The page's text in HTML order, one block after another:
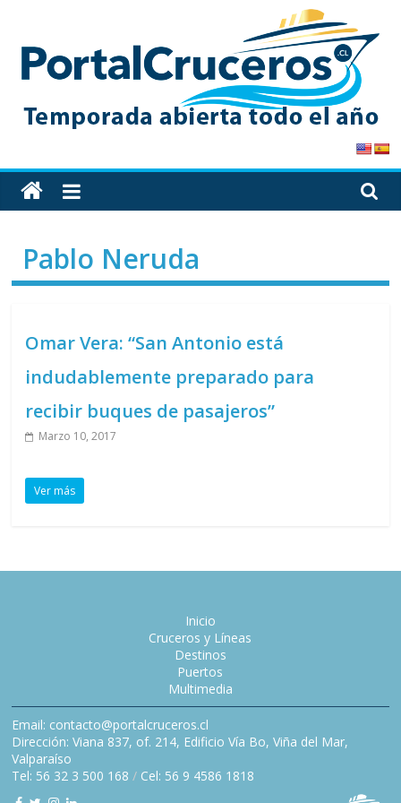
content
PortalCruceros
Toda
la
cruceros
solo
Pablo Neruda
Omar Vera: “San Antonio está
indudablemente preparado para
recibir buques de pasajeros”
Marzo 10, 2017
Ver más
Inicio
Cruceros y Líneas
Destinos
Puertos
Multimedia
Email: contacto@portalcruceros.cl
Dirección: Viana 837, of. 214, Edificio Vía Bo, Viña del Mar,
Valparaíso
Tel: 56 32 3 500 168 / Cel: 56 9 4586 1818